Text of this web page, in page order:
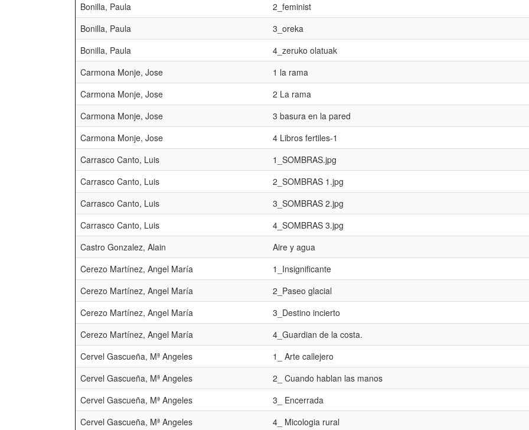
Bonilla, Paula
2_feminist
Bonilla, Paula
3_oreka
Bonilla, Paula
4_zeruko olatuak
Carmona Monje, Jose
1 la rama
Carmona Monje, Jose
2 La rama
Carmona Monje, Jose
3 basura en la pared
Carmona Monje, Jose
4 Libros fertiles-1
Carrasco Canto, Luis
1_SOMBRAS.jpg
Carrasco Canto, Luis
2_SOMBRAS 1.jpg
Carrasco Canto, Luis
3_SOMBRAS 2.jpg
Carrasco Canto, Luis
4_SOMBRAS 3.jpg
Castro Gonzalez, Alain
Aire y agua
Cerezo Martínez, Angel María
1_Insignificante
Cerezo Martínez, Angel María
2_Paseo glacial
Cerezo Martínez, Angel María
3_Destino incierto
Cerezo Martínez, Angel María
4_Guardian de la costa.
Cervel Gascueña, Mª Angeles
1_ Arte callejero
Cervel Gascueña, Mª Angeles
2_ Cuando hablan las manos
Cervel Gascueña, Mª Angeles
3_ Encerrada
Cervel Gascueña, Mª Angeles
4_ Micologia rural